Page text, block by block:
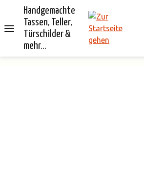
springen
Handgemachte
Tassen, Teller,
Türschilder &
mehr...